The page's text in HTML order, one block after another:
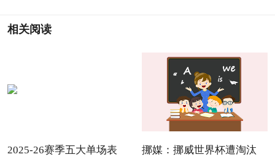
相关阅读
2025-26赛季五大单场表
挪媒：挪威世界杯遭淘汰